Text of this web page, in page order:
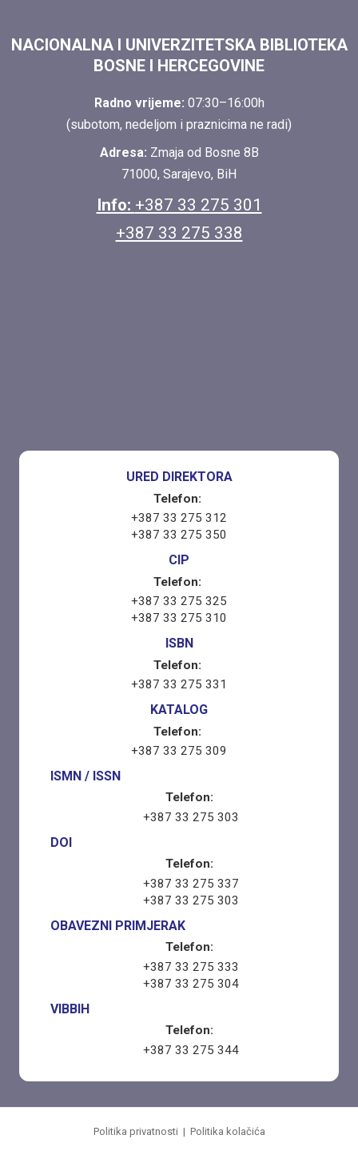
NACIONALNA I UNIVERZITETSKA BIBLIOTEKA
BOSNE I HERCEGOVINE
Radno vrijeme: 07:30–16:00h
(subotom, nedeljom i praznicima ne radi)
Adresa: Zmaja od Bosne 8B
71000, Sarajevo, BiH
Info: +387 33 275 301
+387 33 275 338
URED DIREKTORA
Telefon:
+387 33 275 312
+387 33 275 350
CIP
Telefon:
+387 33 275 325
+387 33 275 310
ISBN
Telefon:
+387 33 275 331
KATALOG
Telefon:
+387 33 275 309
ISMN / ISSN
Telefon:
+387 33 275 303
DOI
Telefon:
+387 33 275 337
+387 33 275 303
OBAVEZNI PRIMJERAK
Telefon:
+387 33 275 333
+387 33 275 304
VIBBIH
Telefon:
+387 33 275 344
Politika privatnosti | Politika kolačića